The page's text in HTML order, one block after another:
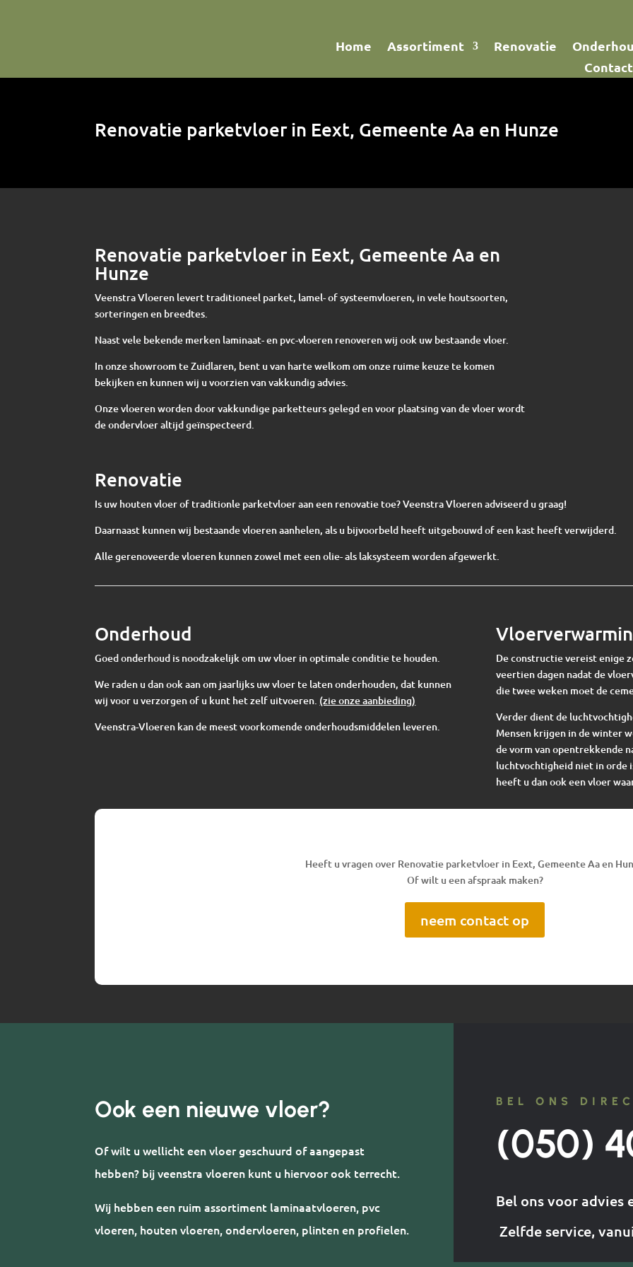
Home Assortiment Renovatie
Contact
Renovatie parketvloer in Eext, Gemeente Aa en Hunze
Renovatie parketvloer in Eext, Gemeente Aa en
Hunze
Veenstra Vloeren levert traditioneel parket, lamel- of systeemvloeren, in vele houtsoorten,
sorteringen en breedtes.
Naast vele bekende merken laminaat- en pvc-vloeren renoveren wij ook uw bestaande vloer.
In onze showroom te Zuidlaren, bent u van harte welkom om onze ruime keuze te komen
bekijken en kunnen wij u voorzien van vakkundig advies.
Onze vloeren worden door vakkundige parketteurs gelegd en voor plaatsing van de vloer wordt
de ondervloer altijd geïnspecteerd.
Renovatie
Is uw houten vloer of traditionle parketvloer aan een renovatie toe? Veenstra Vloeren adviseerd u graag!
Daarnaast kunnen wij bestaande vloeren aanhelen, als u bijvoorbeld heeft uitgebouwd of een kast heeft verwijderd.
Alle gerenoveerde vloeren kunnen zowel met een olie- als laksysteem worden afgewerkt.
Onderhoud
Goed onderhoud is noodzakelijk om uw vloer in optimale conditie te houden.
We raden u dan ook aan om jaarlijks uw vloer te laten onderhouden, dat kunnen
wij voor u verzorgen of u kunt het zelf uitvoeren. (zie onze aanbieding)
Veenstra-Vloeren kan de meest voorkomende onderhoudsmiddelen leveren.
De constructie vereist enige
veertien dagen nadat de
die twee weken moet de
Verder dient de
Mensen krijgen in de winter
de vorm van opentrekkende
luchtvochtigheid niet in orde
heeft u dan ook een vloer
Heeft u vragen over Renovatie parketvloer in Eext, Gemeente Aa en
Of wilt u een afspraak maken?
neem contact op
Ook een nieuwe vloer?
Of wilt u wellicht een vloer geschuurd of aangepast
hebben? bij veenstra vloeren kunt u hiervoor ook terrecht.
Wij hebben een ruim assortiment laminaatvloeren, pvc
vloeren, houten vloeren, ondervloeren, plinten en profielen.
BEL ONS
(050)
Bel ons voor advies
Zelfde service,